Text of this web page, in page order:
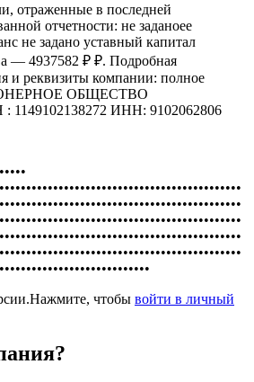
отраженные в последней
отчетности: не заданоее
не задано уставный капитал
— 4937582 ₽ ₽. Подробная
и реквизиты компании: полное
ОБЩЕСТВО
ИНН: 9102062806
чтобы войти в личный